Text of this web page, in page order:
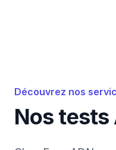
Découvrez nos
Nos tests